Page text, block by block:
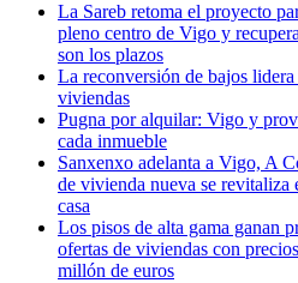
La Sareb retoma el proyecto
pleno centro de Vigo y
son los plazos
La reconversión de bajos
viviendas
Pugna por alquilar: Vigo y
cada inmueble
Sanxenxo adelanta a Vigo, A
de vivienda nueva se
casa
Los pisos de alta gama ganan
ofertas de viviendas con
millón de euros